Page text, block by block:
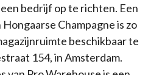
bedrijf op te richten. Een
Champagne is zo
beschikbaar te
154, in Amsterdam.